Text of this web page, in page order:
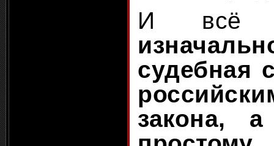
И всё
судебная
закона,